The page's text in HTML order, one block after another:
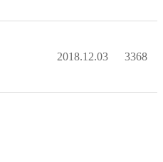
2018.12.03 3368